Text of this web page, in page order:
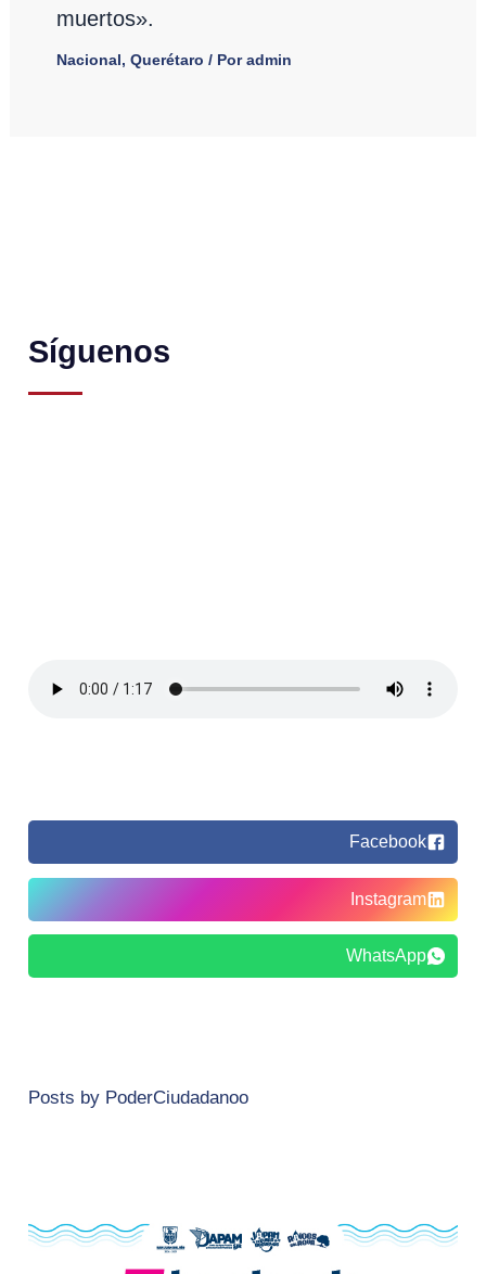
muertos».
Nacional, Querétaro / Poradmin
Síguenos
Facebook
Instagram
WhatsApp
Posts by PoderCiudadanoo